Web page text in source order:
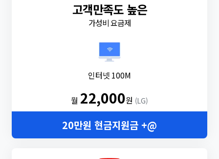
고객만족도 높은
가성비 요금제
인터넷 100M
월 22,000원 (LG)
20만원 현금지원금 +@